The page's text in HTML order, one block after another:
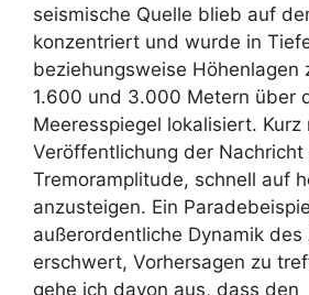
seismische Quelle blieb auf
konzentriert und wurde in
beziehungsweise Höhenlagen
1.600 und 3.000 Metern über
Meeresspiegel lokalisiert. Kurz
Veröffentlichung der Nachricht
Tremoramplitude, schnell auf
anzusteigen. Ein
außerordentliche Dynamik des
erschwert, Vorhersagen zu
gehe ich davon aus, dass den